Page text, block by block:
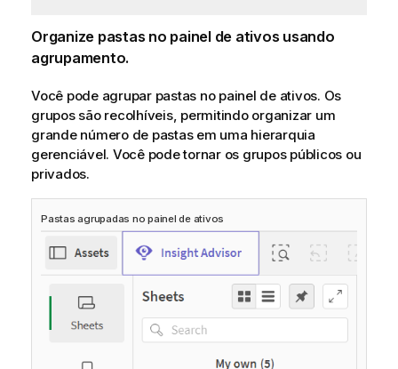
Organize pastas no painel de ativos usando
agrupamento.
Você pode agrupar pastas no painel de ativos. Os
grupos são recolhíveis, permitindo organizar um
grande número de pastas em uma hierarquia
gerenciável. Você pode tornar os grupos públicos ou
privados.
Pastas agrupadas no painel de ativos